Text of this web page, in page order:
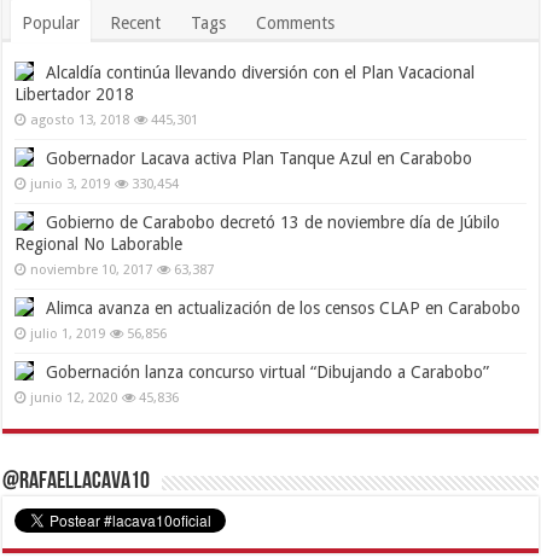
Popular Recent Tags Comments
Alcaldía continúa llevando diversión con el Plan Vacacional
Libertador 2018
agosto 13, 2018 445,301
Gobernador Lacava activa Plan Tanque Azul en Carabobo
junio 3, 2019 330,454
Gobierno de Carabobo decretó 13 de noviembre día de Júbilo
Regional No Laborable
noviembre 10, 2017 63,387
Alimca avanza en actualización de los censos CLAP en Carabobo
julio 1, 2019 56,856
Gobernación lanza concurso virtual “Dibujando a Carabobo”
junio 12, 2020 45,836
@RafaelLacava10